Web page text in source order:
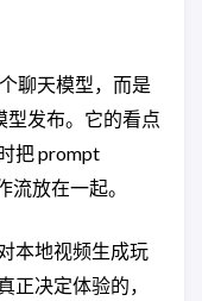
聊天模型，而是
型发布。它的看点
把 prompt
流放在一起。
本地视频生成玩
正决定体验的，